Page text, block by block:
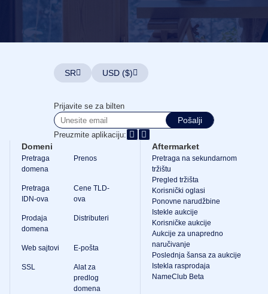
SR USD ($)
Prijavite se za bilten
Pošalji
Preuzmite aplikaciju:
Domeni
Pretraga
domena
Prenos
Pretraga
IDN-ova
Cene TLD-
ova
Prodaja
domena
Distributeri
Web sajtovi E-pošta
SSL
Alat za
predlog
domena
Aftermarket
Pretraga na sekundarnom
tržištu
Pregled tržišta
Korisnički oglasi
Ponovne narudžbine
Istekle aukcije
Korisničke aukcije
Aukcije za unapredno
naručivanje
Poslednja šansa za aukcije
Istekla rasprodaja
NameClub Beta